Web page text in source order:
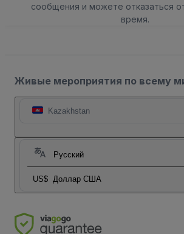
сообщения и можете отказаться
время.
Живые мероприятия по всему
Kazakhstan
Русский
US$ Доллар США